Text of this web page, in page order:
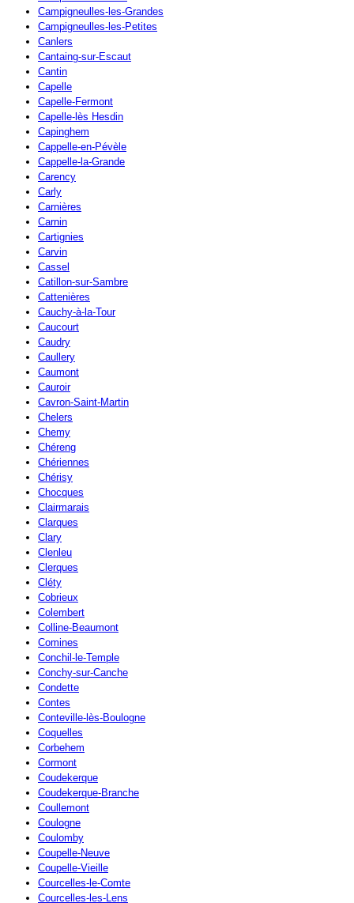
Campigneulles-les-Grandes
Campigneulles-les-Petites
Canlers
Cantaing-sur-Escaut
Cantin
Capelle
Capelle-Fermont
Capelle-lès Hesdin
Capinghem
Cappelle-en-Pévèle
Cappelle-la-Grande
Carency
Carly
Carnières
Carnin
Cartignies
Carvin
Cassel
Catillon-sur-Sambre
Cattenières
Cauchy-à-la-Tour
Caucourt
Caudry
Caullery
Caumont
Cauroir
Cavron-Saint-Martin
Chelers
Chemy
Chéreng
Chériennes
Chérisy
Chocques
Clairmarais
Clarques
Clary
Clenleu
Clerques
Cléty
Cobrieux
Colembert
Colline-Beaumont
Comines
Conchil-le-Temple
Conchy-sur-Canche
Condette
Contes
Conteville-lès-Boulogne
Coquelles
Corbehem
Cormont
Coudekerque
Coudekerque-Branche
Coullemont
Coulogne
Coulomby
Coupelle-Neuve
Coupelle-Vieille
Courcelles-le-Comte
Courcelles-les-Lens